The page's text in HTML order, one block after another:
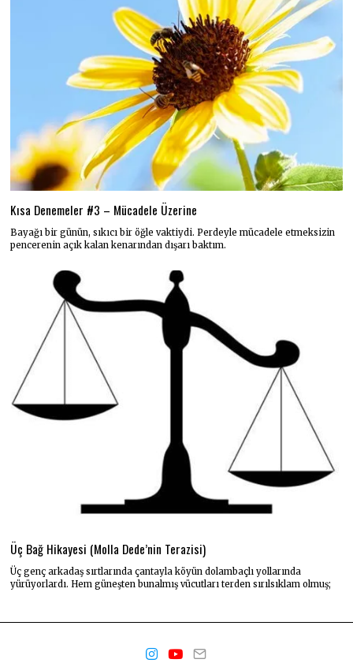
Kısa Denemeler #3 – Mücadele Üzerine
Bayağı bir günün, sıkıcı bir öğle vaktiydi. Perdeyle mücadele etmeksizin
pencerenin açık kalan kenarından dışarı baktım.
Üç Bağ Hikayesi (Molla Dede’nin Terazisi)
Üç genç arkadaş sırtlarında çantayla köyün dolambaçlı yollarında
yürüyorlardı. Hem güneşten bunalmış vücutları terden sırılsıklam olmuş;